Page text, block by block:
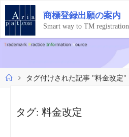
コ
テ
ン
ツ
ス
キ
商標登録出願の案内
Smart way to TM registration
ホ
タグ付けされた記事 "料金改定"
タグ:料金改定